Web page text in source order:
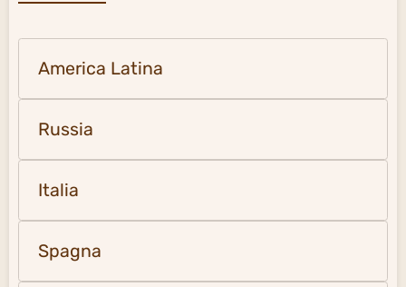
America Latina
Russia
Italia
Spagna